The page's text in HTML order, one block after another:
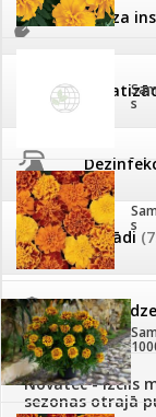
Dārza
Dažādi
Tagad Vitrol GB
iepakojumā!
Tomātu diena
Ievešanas
Visas datu
vienuviet
Klientu Diena
Novatec - izcils
sezonas otrajā
s
s